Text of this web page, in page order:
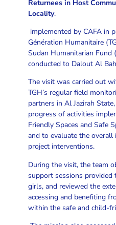
Returnees in Host
Locality.
implemented by CAFA in
Génération Humanitaire
Sudan Humanitarian Fund
conducted to Dalout Al
The visit was carried out
TGH’s regular field
partners in Al Jazirah
progress of activities
Friendly Spaces and Safe
and to evaluate the
project interventions.
During the visit, the team
support sessions provided
girls, and reviewed the
accessing and benefiting
within the safe and child-